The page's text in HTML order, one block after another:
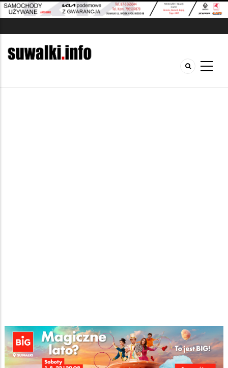
Ścieżka
nawigacyjna
Strona główna/Wiadomości/Kultura/
Nowoczesna wystawa w Muzeum Marii Konopnickiej
0